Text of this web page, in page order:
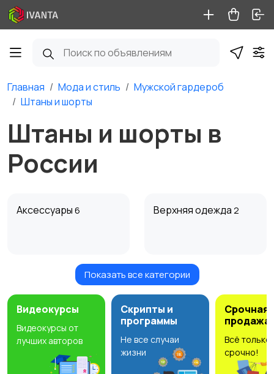
Главная Мода и стиль
Мужской гардероб
Штаны и шорты
Штаны и шорты в
России
Аксессуары 6 Верхняя одежда 2
Головные уборы Домашняя одежда
Нижнее белье
Показать все категории
Видеокурсы
Видеокурсы от
лучших авторов
Скрипты и
программы
Не все случаи
жизни
Срочная
продажа
Всё только
срочно!